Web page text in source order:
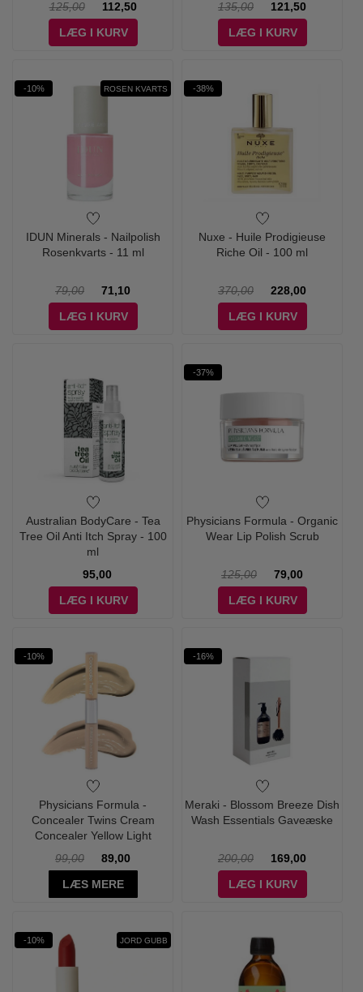
125,00
112,50
LÆG I KURV
135,00
121,50
LÆG I KURV
-10% ROSEN KVARTS
IDUN Minerals - Nailpolish
Rosenkvarts - 11 ml
79,00
71,10
LÆG I KURV
-38%
Nuxe - Huile Prodigieuse
Riche Oil - 100 ml
370,00
228,00
LÆG I KURV
Australian BodyCare - Tea
Tree Oil Anti Itch Spray - 100
ml
95,00
LÆG I KURV
-37%
Physicians Formula - Organic
Wear Lip Polish Scrub
125,00
79,00
LÆG I KURV
-10%
Physicians Formula -
Concealer Twins Cream
Concealer Yellow Light
99,00
89,00
LÆS MERE
-16%
Meraki - Blossom Breeze Dish
Wash Essentials Gaveæske
200,00
169,00
LÆG I KURV
-10% JORD GUBB